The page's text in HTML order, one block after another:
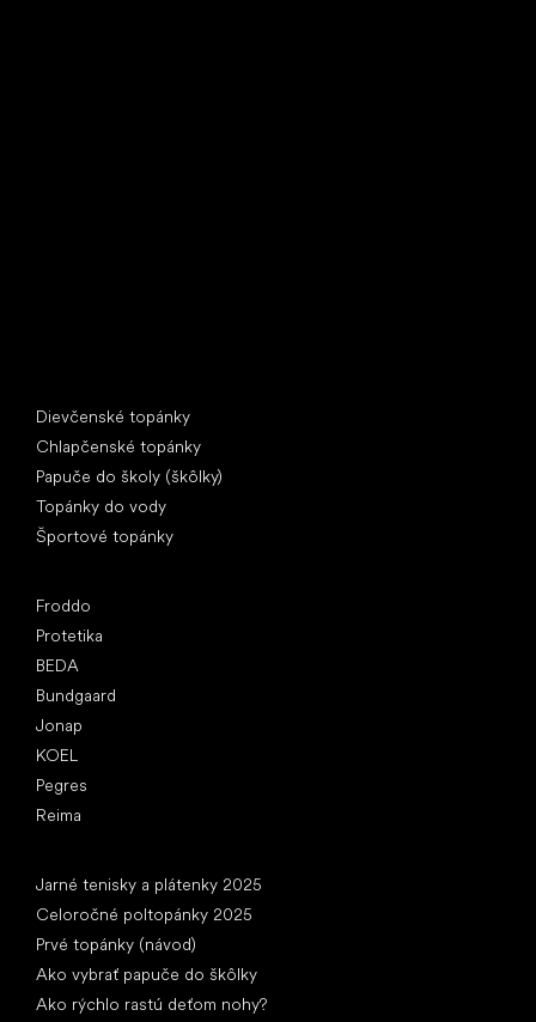
Dievčenské topánky
Chlapčenské topánky
Papuče do školy (škôlky)
Topánky do vody
Športové topánky
Froddo
Protetika
BEDA
Bundgaard
Jonap
KOEL
Pegres
Reima
Jarné tenisky a plátenky 2025
Celoročné poltopánky 2025
Prvé topánky (návod)
Ako vybrať papuče do škôlky
Ako rýchlo rastú deťom nohy?